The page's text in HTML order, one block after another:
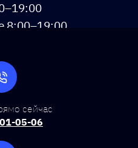
8:00–19:00
05-06
сейчас